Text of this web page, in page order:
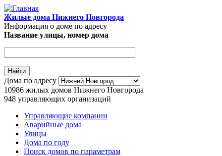
Перейти к основному содержанию
Жилые дома Нижнего Новгорода
Информация о доме по адресу
Адрес дома
Название улицы, номер дома
Дома по адресу
10986 жилых домов Нижнего Новгорода
948 управляющих организаций
Главное меню
Управляющие компании
Аварийные дома
Улицы
Дома по году
Поиск домов по параметрам